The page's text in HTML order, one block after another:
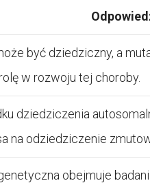
być dziedziczny, a
w rozwoju tej choroby.
dziedziczenia
na odziedziczenie
obejmuje